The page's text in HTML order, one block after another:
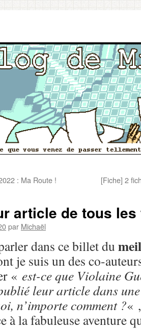
: Ma Route ! [Fiche] 2
article de tous les
par Michaël
dans ce billet du
je suis un des co-
« est-ce que Violaine
leur article dans
n’importe comment ?«
à la fabuleuse aventure